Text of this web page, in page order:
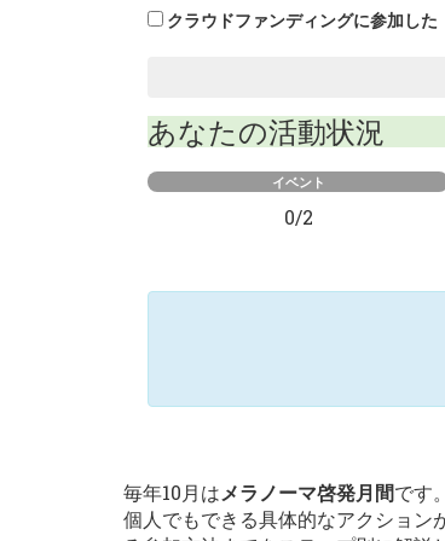
クラウドファンディングに参加した
あなたの活動状況
イベント
0/2
毎年10月はメラノーマ啓発月間です
個人でもできる具体的なアクション